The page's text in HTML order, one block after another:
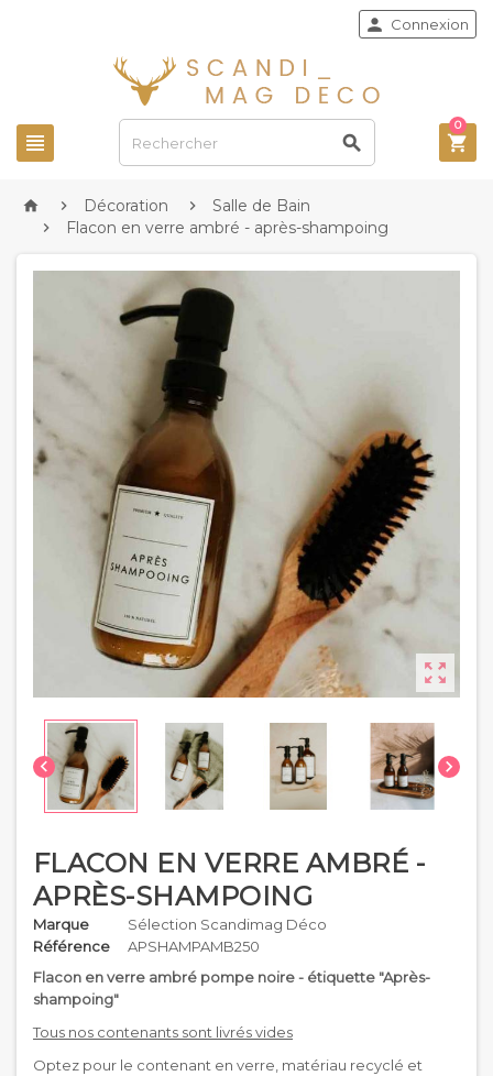
 
 Connexion

0
  Décoration  Salle de Bain
 Flacon en verre ambré - après-shampoing

 
FLACON EN VERRE AMBRÉ -
APRÈS-SHAMPOING
Marque
Sélection Scandimag Déco
Référence
APSHAMPAMB250
Flacon en verre ambré pompe noire - étiquette "Après-
shampoing"
Tous nos contenants sont livrés vides
Optez pour le contenant en verre, matériau recyclé et